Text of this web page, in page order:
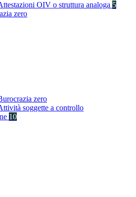
OIV o struttura analoga 5
zero
zero
soggette a controllo
10